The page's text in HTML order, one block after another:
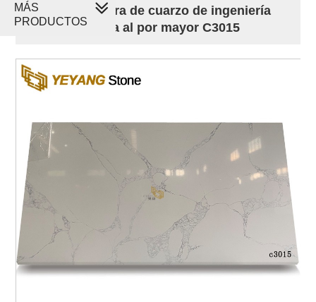
Losas de piedra de cuarzo de ingeniería
artificial pulida al por mayor C3015
MÁS
PRODUCTOS